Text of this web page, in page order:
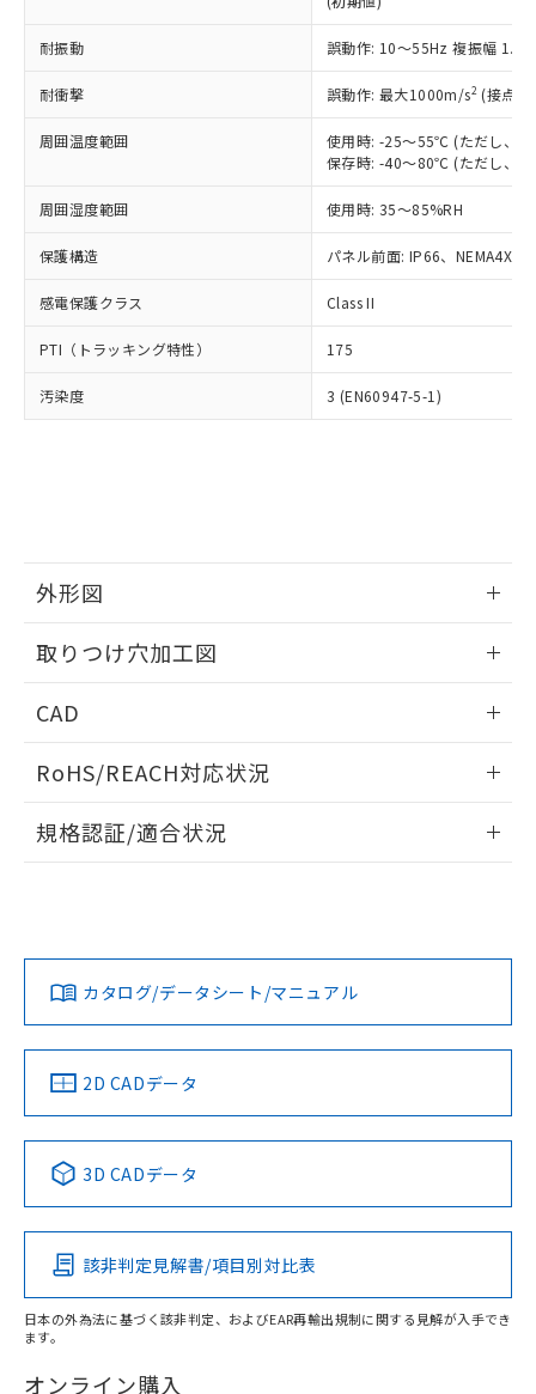
耐振動 誤動作: 10～55Hz 複振幅
耐衝撃 誤動作: 最大1000m/s2 (接点
周囲温度範囲
使用時: -25～55℃ (ただし、氷
保存時: -40～80℃ (ただし、氷
周囲湿度範囲 使用時: 35～85%RH
保護構造 パネル前面: IP66、NEMA4X,
感電保護クラス Class II
PTI（トラッキング特性） 175
汚染度 3 (EN60947-5-1)
外形図
取りつけ穴加工図
CAD
ドすることができます。
ログイン/会員登録
ダウンロードデータをご利用いただく前に、以下を必ずお読
みください。
ソフトウェアの使用条件
RoHS/REACH対応状況
EU RoHS 注意事項・凡例
対応済み
中国 RoHS 注意事項・凡例
Pb Hg Cd Cr(VI)
O
在庫等で未対応品が混在する可能性があります。
規格認証/適合状況
LR型式承認
（イギリス
船舶規格）
DNV型式承認
（ノルウェー
BV型式承認
（フランス
KR型式
（韓国
No No No No
この製品の規格認証/適合状況ページへ
その他の認証はこちらのページからご検索ください
カタログ/データシート/マニュアル
2D CADデータ
3D CADデータ
該非判定見解書/項目別対比表
日本の外為法に基づく該非判定、およびEAR再輸出規制に関する見解が入手でき
ます。
オンライン購入
正式な納期状況および標準価格はお客
様のお取引先、またはお客様担当のオ
オムロン制御機器販売店や当社販売拠
販売ネットワーク
」をご確認
在庫状況および標準価格結果を当社の
事前の承諾なく第三者に漏洩または開
示しないようお願いします。
マイパーツ機能（部品リスト作成サー
ビス）をご利用いただくには、I-Web
メンバーズにご登録されている必要が
あります。
登録された部品リストについて、当社
の共同利用に関して"
の「1.共同利
(PBDE) 1000ppm以下、フタル酸ビス(2-エチルヘキシ
ル) (DEHP)(別名：DOP) 1000ppm以下、フタル酸ブチ
ルベンジル（BBP） 1000ppm以下、フタル酸ジブチル
（DBP） 1000ppm以下、フタル酸ジイソブチル
但し、RoHS指令で産業用監視および制御機器に対する
フタル酸エステル類の４物質については閾値を超える意
図的な使用がないことを確認しています。
※2 対応予定月
部品在庫の切り替え状況などにより、予定
月が前後することがあります。
※3 非含有証明書ダウンロード
るもので、過去に遡って非含有を証明する
ものではありません。
また、RoHS指令のフタル酸エステル類４
既に当社にて対応品への在庫切替を完了
していることから、特段のことがない限
り、2022年1月12日より割愛しておりま
す。
ニル類) : 1000ppm、 PBDEs(ポリ臭化ジフェニルエーテ
DBP(フタル酸ジブチル) : 1000ppm、 DIBP(フタル酸ジ
DEHP(フタル酸ビス(2-エチルヘキシル)) : 1000ppm
「ｅ」：有害物質（10物質）のすべてが基
準値以下であることを示します。
「10」：通常の使用状況下において有害物
質が外部に漏えいし、環境に深刻な影響を
及ぼさない年数を意味します。
「－」：未確認です。当社販売部門へお問
当社は規制貨物を破棄する場合は、完
全に破砕するなど、違法に輸出されな
いよう必要な手段を講じます。
当社は貴社製品を、核兵器、ミサイ
ル、化学兵器、生物兵器またはその他
武器並びにこれらの製造装置等に一切
当社は、貴社製品を第三者に販売する
場合は、上記1、2および3の内容を当
該第三者に通知します。また当社は、
販売先および販売に係わる関係者が違
法に輸出するおそれがある場合は、取
り引きをいたしません。
一定数以上の在庫あり
一定数には満たないが在庫あり
いては、お客様のお取引先、ま
たはお客様担当のオムロン制御
機器販売店・当社販売員にご確
白
受注生産機種、また在庫状況の
情報を公開していない機種